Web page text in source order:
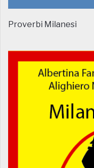
Proverbi Milanesi